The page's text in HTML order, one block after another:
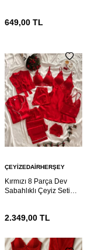
649,00 TL
ÇEYIZEDAIRHERŞEY
Kırmızı 8 Parça Dev
Sabahlıklı Çeyiz Seti
2.349,00 TL